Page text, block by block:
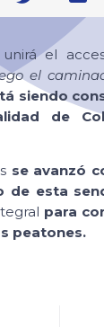
el
el
siendo
de
se avanzó
de esta
para
peatones.